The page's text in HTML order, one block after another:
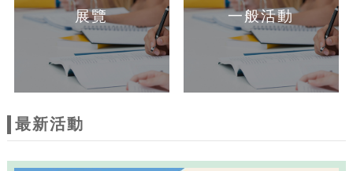
展覽 一般活動
最新活動